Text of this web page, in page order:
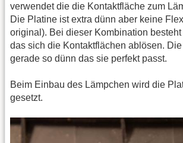
verwendet die die Kontaktfläche zum
Die Platine ist extra dünn aber keine
original). Bei dieser Kombination
das sich die Kontaktflächen ablösen.
gerade so dünn das sie perfekt passt.
Beim Einbau des Lämpchen wird die
gesetzt.